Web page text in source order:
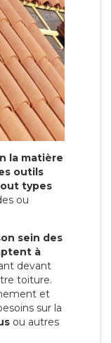
la matière
outils
types
ou
sein des
à
devant
toiture.
et
sur la
ou autres